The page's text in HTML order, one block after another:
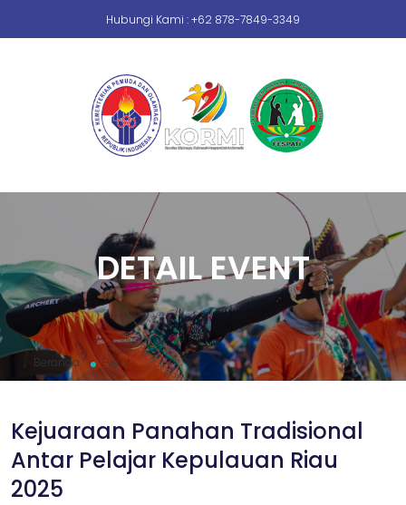
Hubungi Kami : +62 878-7849-3349
DETAIL EVENT
Beranda Event
Kejuaraan Panahan Tradisional
Antar Pelajar Kepulauan Riau
2025